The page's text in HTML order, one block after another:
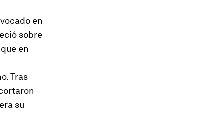
en
sobre
en
Tras
su